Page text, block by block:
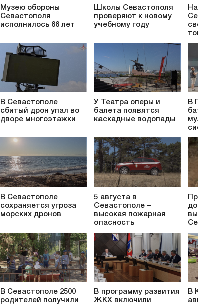
Музею обороны
Севастополя
исполнилось 66 лет
Школы Севастополя
проверяют к новому
учебному году
В Севастополе
сбитый дрон упал во
дворе многоэтажки
У Театра оперы и
балета появятся
каскадные водопады
В
В Севастополе
сохраняется угроза
морских дронов
5 августа в
Севастополе –
высокая пожарная
опасность
В Севастополе 2500
родителей получили
В программу развития
ЖКХ включили
В